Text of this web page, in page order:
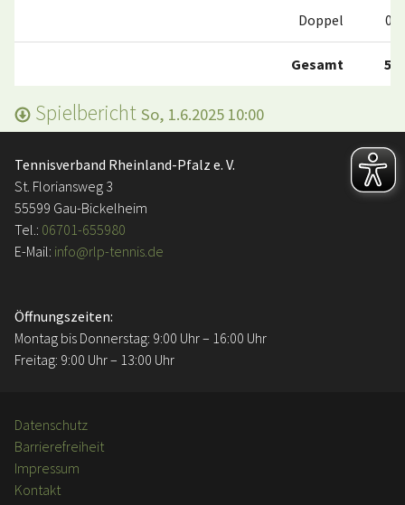
Doppel 0:3
Gesamt 5:4
Spielbericht So, 1.6.2025 10:00
Tennisverband Rheinland-Pfalz e. V.
St. Floriansweg 3
55599 Gau-Bickelheim
Tel.: 06701-655980
E-Mail: info@rlp-tennis.de
Öffnungszeiten:
Montag bis Donnerstag: 9:00 Uhr – 16:00 Uhr
Freitag: 9:00 Uhr – 13:00 Uhr
Datenschutz
Barrierefreiheit
Impressum
Kontakt